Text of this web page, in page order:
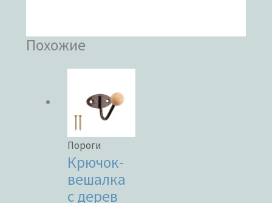
Похожие
Пороги
Крючок-
вешалка
с дерев